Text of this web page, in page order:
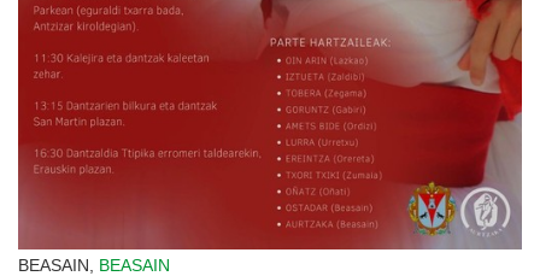
BEASAIN, BEASAIN